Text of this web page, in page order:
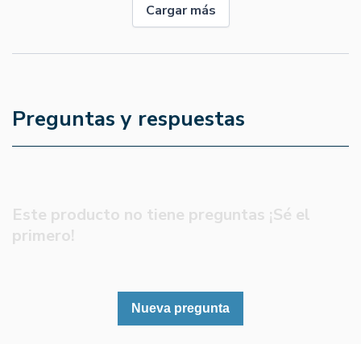
Cargar más
Preguntas y respuestas
Este producto no tiene preguntas ¡Sé el
primero!
Nueva pregunta